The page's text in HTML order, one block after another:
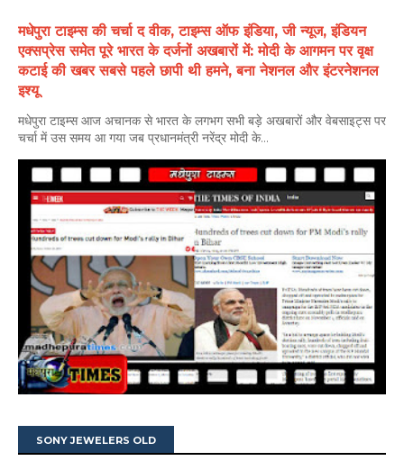
मधेपुरा टाइम्स की चर्चा द वीक, टाइम्स ऑफ इंडिया, जी न्यूज, इंडियन
एक्सप्रेस समेत पूरे भारत के दर्जनों अखबारों में: मोदी के आगमन पर वृक्ष
कटाई की खबर सबसे पहले छापी थी हमने, बना नेशनल और इंटरनेशनल
इश्यू
मधेपुरा टाइम्स आज अचानक से भारत के लगभग सभी बड़े अखबारों और वेबसाइट्स पर
चर्चा में उस समय आ गया जब प्रधानमंत्री नरेंद्र मोदी के...
SONY JEWELERS OLD